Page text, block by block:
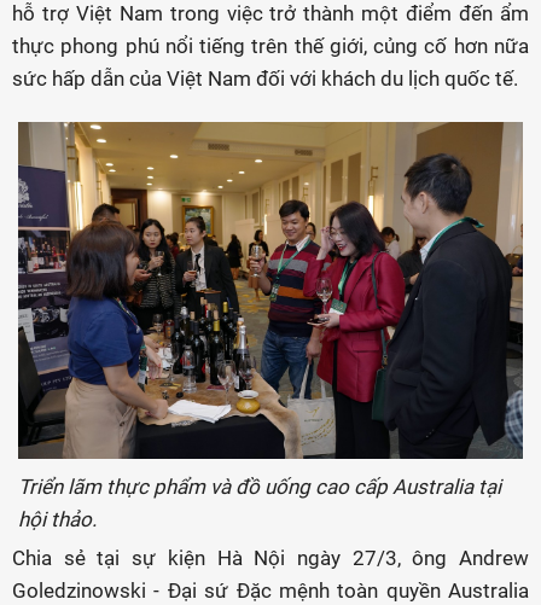
hỗ trợ Việt Nam trong việc trở thành một điểm đến ẩm
thực phong phú nổi tiếng trên thế giới, củng cố hơn nữa
sức hấp dẫn của Việt Nam đối với khách du lịch quốc tế.
Triển lãm thực phẩm và đồ uống cao cấp Australia tại
hội thảo.
Chia sẻ tại sự kiện Hà Nội ngày 27/3, ông Andrew
Goledzinowski - Đại sứ Đặc mệnh toàn quyền Australia